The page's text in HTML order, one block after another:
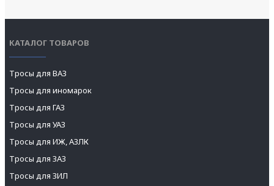
КАТАЛОГ ТОВАРОВ
Тросы для ВАЗ
Тросы для иномарок
Тросы для ГАЗ
Тросы для УАЗ
Тросы для ИЖ, АЗЛК
Тросы для ЗАЗ
Тросы для ЗИЛ